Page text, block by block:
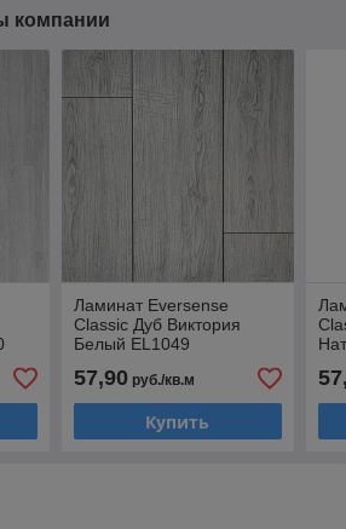
компании
Ламинат Eversense
Classic Дуб Виктория
Белый EL1049
57,90руб./кв.м
Купить